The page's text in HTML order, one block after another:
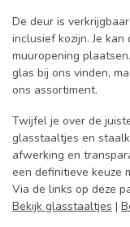
De deur is
inclusief kozijn. Je
muuropening
glas bij ons vinden,
ons assortiment.
Twijfel je over de
glasstaaltjes en
afwerking en
een definitieve keuze
Via de links op deze
Bekijk glasstaaltjes |